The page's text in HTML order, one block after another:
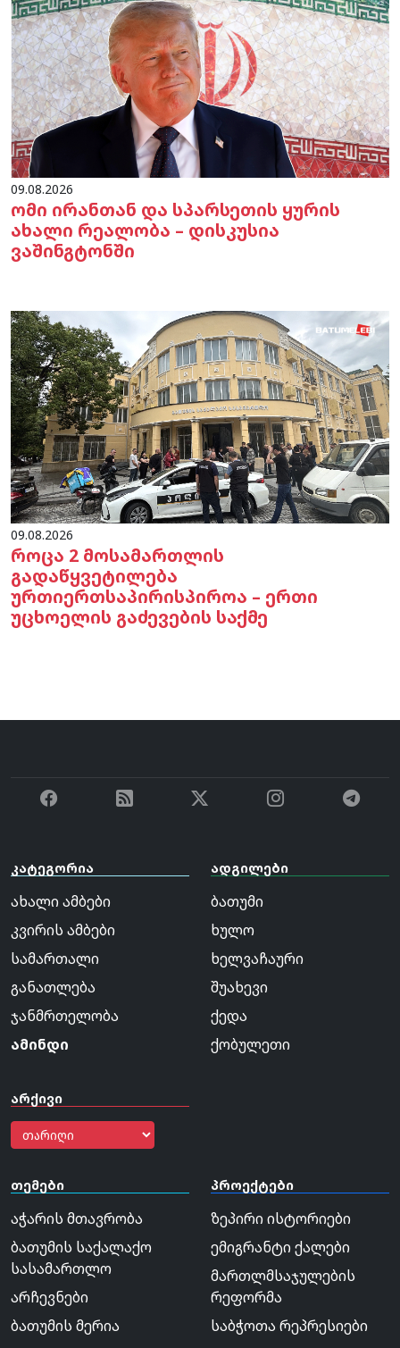
09.08.2026
ომი ირანთან და სპარსეთის ყურის
ახალი რეალობა – დისკუსია
ვაშინგტონში
09.08.2026
როცა 2 მოსამართლის
გადაწყვეტილება
ურთიერთსაპირისპიროა – ერთი
უცხოელის გაძევების საქმე
კატეგორია
ახალი ამბები
კვირის ამბები
სამართალი
განათლება
ჯანმრთელობა
ამინდი
არქივი
ადგილები
ბათუმი
ხულო
ხელვაჩაური
შუახევი
ქედა
ქობულეთი
თემები
აჭარის მთავრობა
ბათუმის საქალაქო
სასამართლო
არჩევნები
ბათუმის მერია
პროექტები
ზეპირი ისტორიები
ემიგრანტი ქალები
მართლმსაჯულების
რეფორმა
საბჭოთა რეპრესიები